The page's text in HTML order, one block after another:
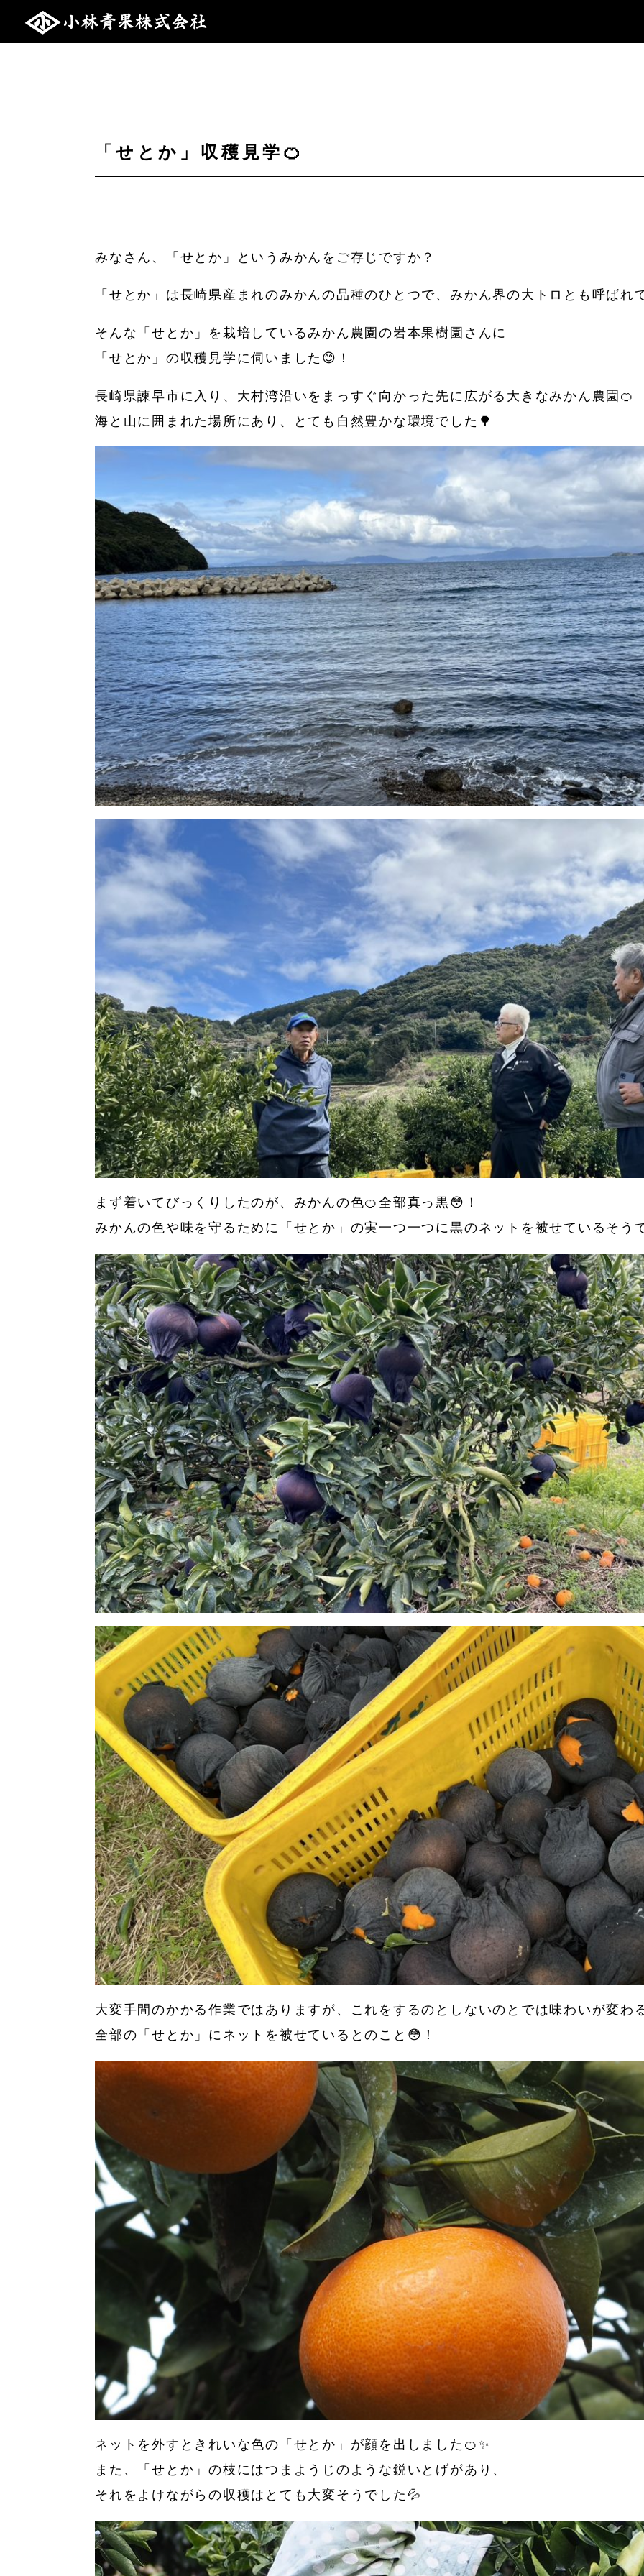
「せとか」収穫見学🍊
みなさん、「せとか」というみかんをご存じですか？
「せとか」は長崎県産まれのみかんの品種のひとつで、みかん界の大トロとも呼ばれ
そんな「せとか」を栽培しているみかん農園の岩本果樹園さんに
「せとか」の収穫見学に伺いました😊！
長崎県諫早市に入り、大村湾沿いをまっすぐ向かった先に広がる大きなみかん農園🍊
海と山に囲まれた場所にあり、とても自然豊かな環境でした🌳
まず着いてびっくりしたのが、みかんの色🍊全部真っ黒😳！
みかんの色や味を守るために「せとか」の実一つ一つに黒のネットを被せているそう
大変手間のかかる作業ではありますが、これをするのとしないのとでは味わいが変わ
全部の「せとか」にネットを被せているとのこと😳！
ネットを外すときれいな色の「せとか」が顔を出しました🍊✨
また、「せとか」の枝にはつまようじのような鋭いとげがあり、
それをよけながらの収穫はとても大変そうでした💦